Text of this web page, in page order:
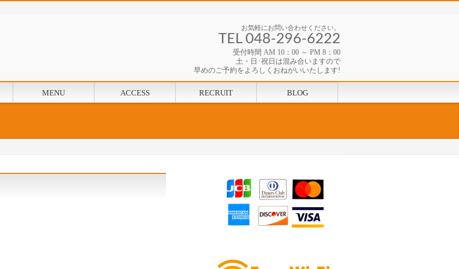
お気軽にお問い合わせください。
TEL 048-296-6222
受付時間 AM 10：00 ～ PM 8：00
土・日･祝日は混み合いますので
早めのご予約をよろしくおねがいいたします!
MENU ACCESS RECRUIT BLOG